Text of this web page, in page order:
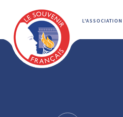
L'ASSOCIATION